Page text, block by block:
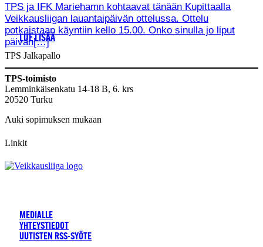
TPS ja IFK Mariehamn kohtaavat tänään Kupittaalla
Veikkausliigan lauantaipäivän ottelussa. Ottelu
potkaistaan käyntiin kello 15.00. Onko sinulla jo liput
päivän[…]
LUE LISÄÄ
TPS Jalkapallo
TPS-toimisto
Lemminkäisenkatu 14-18 B, 6. krs
20520 Turku
Auki sopimuksen mukaan
Linkit
MEDIALLE
YHTEYSTIEDOT
UUTISTEN RSS-SYÖTE